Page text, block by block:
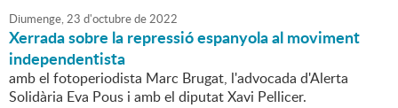
Diumenge,23 d'octubrede2022
Xerrada sobre la repressió espanyola al moviment
independentista
amb el fotoperiodista Marc Brugat, l'advocada d'Alerta
Solidària Eva Pous i amb el diputat Xavi Pellicer.